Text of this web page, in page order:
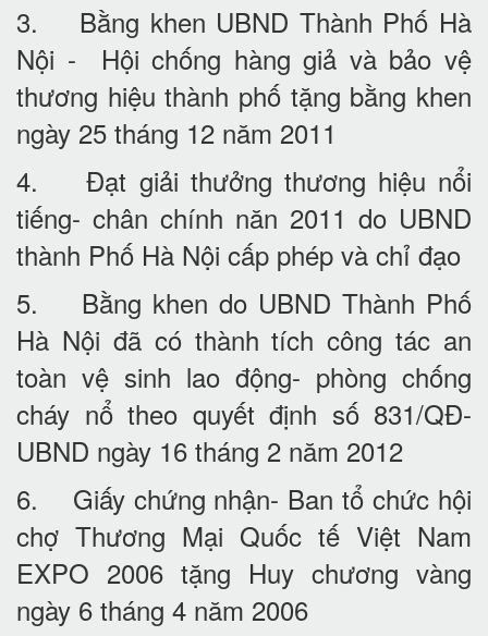
3. Bằng khen UBND Thành Phố Hà
Nội - Hội chống hàng giả và bảo vệ
thương hiệu thành phố tặng bằng khen
ngày 25 tháng 12 năm 2011
4. Đạt giải thưởng thương hiệu nổi
tiếng- chân chính năn 2011 do UBND
thành Phố Hà Nội cấp phép và chỉ đạo
5. Bằng khen do UBND Thành Phố
Hà Nội đã có thành tích công tác an
toàn vệ sinh lao động- phòng chống
cháy nổ theo quyết định số 831/QĐ-
UBND ngày 16 tháng 2 năm 2012
6. Giấy chứng nhận- Ban tổ chức hội
chợ Thương Mại Quốc tế Việt Nam
EXPO 2006 tặng Huy chương vàng
ngày 6 tháng 4 năm 2006